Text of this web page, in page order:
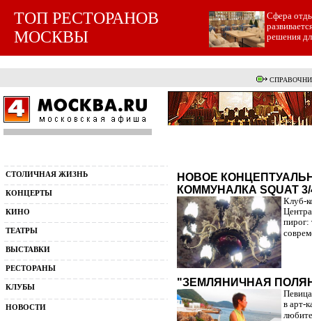
ТОП РЕСТОРАНОВ
МОСКВЫ
Cфера
решения
СТОЛИЧНАЯ ЖИЗНЬ
КОНЦЕРТЫ
КИНО
ТЕАТРЫ
ВЫСТАВКИ
РЕСТОРАНЫ
КЛУБЫ
НОВОСТИ
НОВОЕ
КОММУНАЛКА SQUAT 3/
Клуб-
пирог:
"ЗЕМЛЯНИЧНАЯ
в арт-